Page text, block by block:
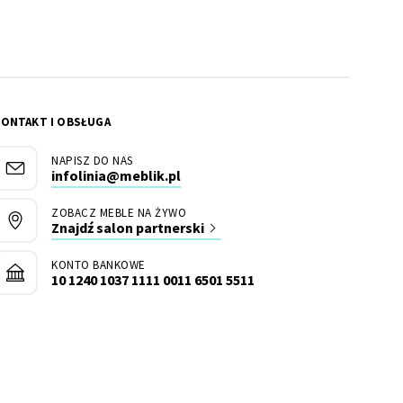
I OBSŁUGA
NAPISZ DO NAS
infolinia@meblik.pl
ZOBACZ MEBLE NA ŻYWO
Znajdź salon partnerski
KONTO BANKOWE
10 1240 1037 1111 0011 6501 5511